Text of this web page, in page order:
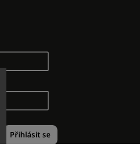
Přihlásit se